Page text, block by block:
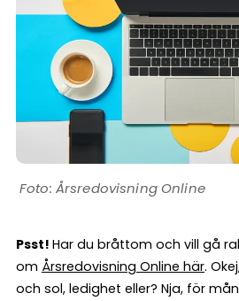
Årsredovisning Online
Psst! Har du bråttom och vill gå
om Årsredovisning Online här.
och sol, ledighet eller? Nja, för